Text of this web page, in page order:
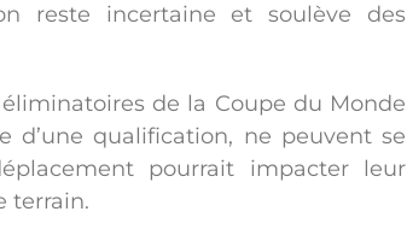
reste incertaine et soulève des
de la Coupe du Monde
d’une qualification, ne peuvent se
pourrait impacter leur
terrain.